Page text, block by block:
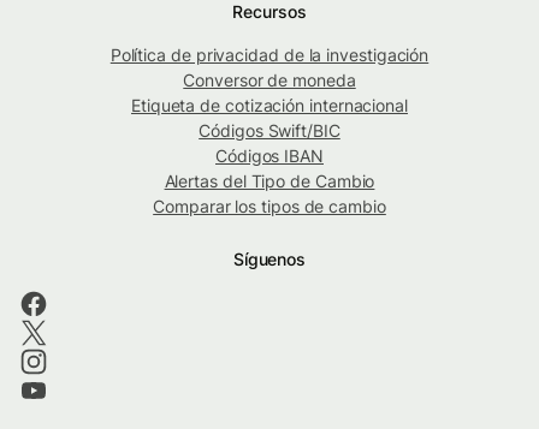
Recursos
Política de privacidad de la investigación
Conversor de moneda
Etiqueta de cotización internacional
Códigos Swift/BIC
Códigos IBAN
Alertas del Tipo de Cambio
Comparar los tipos de cambio
Síguenos